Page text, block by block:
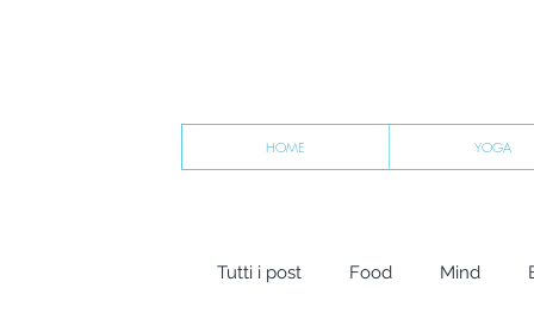
HOME YOGA
Tutti i post Food Mind